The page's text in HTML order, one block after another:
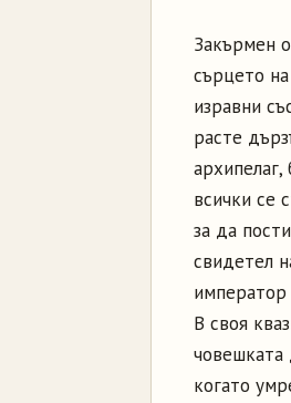
Закърмен
сърцето
изравни
расте
всички се
за да
свидетел
император
В своя
човешката
когато